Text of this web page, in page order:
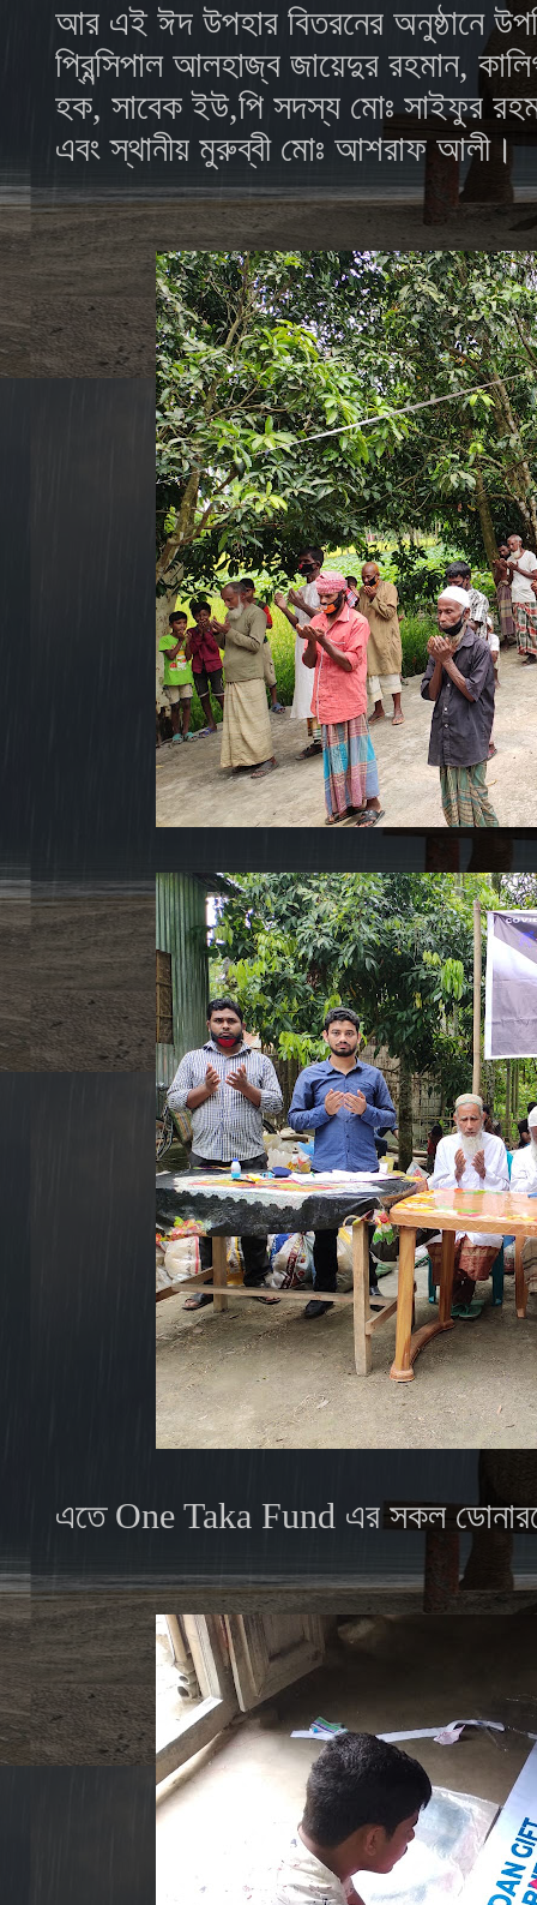
আর এই ঈদ উপহার বিতরনের অনুষ্ঠানে
প্রিন্সিপাল আলহাজ্ব জায়েদুর রহমান,
হক, সাবেক ইউ,পি সদস্য মোঃ সাইফুর
এবং স্থানীয় মুরুব্বী মোঃ আশরাফ আলী।
এতে One Taka Fund এর সকল